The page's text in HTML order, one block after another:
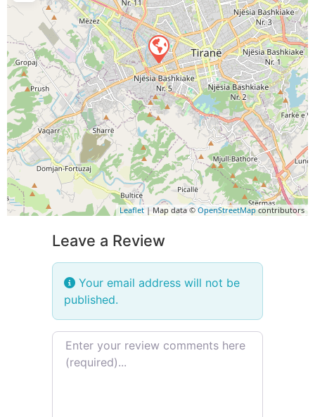
Leaflet | Map data ©OpenStreetMapcontributors
Leave a Review
Your email address will not be
published.
Review text